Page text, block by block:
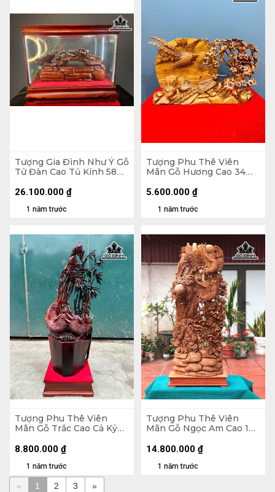
Tượng Gia Đình Như Ý Gỗ
Tử Đàn Cao Tủ Kính 58
1 năm trước
26.100.000 ₫
Tượng Phu Thê Viên
Mãn Gỗ Hương Cao 34
1 năm trước
5.600.000 ₫
Tượng Phu Thê Viên
Mãn Gỗ Trắc Cao Cả Kỷ
- Kỷ Cao 10
1 năm trước
8.800.000 ₫
Tượng Phu Thê Viên
Mãn Gỗ Ngọc Am Cao 128
1 năm trước
14.800.000 ₫
« 1 2 3 »